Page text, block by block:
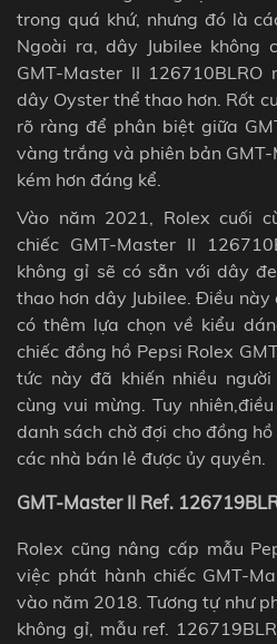
trong quá khứ, nhưng đó là
Ngoài ra, dây Jubilee không
GMT-Master II
dây Oyster thể thao hơn. Rốt
rõ ràng để phân biệt giữa
vàng trắng và phiên bản
kém hơn đáng kể.
Vào năm 2021, Rolex cuối
chiếc GMT-Master II
không gỉ sẽ có sẵn với dây
thao hơn dây Jubilee. Điều
có thêm lựa chọn về kiểu
chiếc đồng hồ Pepsi Rolex
tức này đã khiến nhiều
cùng vui mừng. Tuy
danh sách chờ đợi cho đồng
các nhà bán lẻ được ủy quyền.
GMT-Master II Ref.
Rolex cũng nâng cấp mẫu
việc phát hành chiếc GMT-
vào năm 2018. Tương tự như
không gỉ, mẫu ref.